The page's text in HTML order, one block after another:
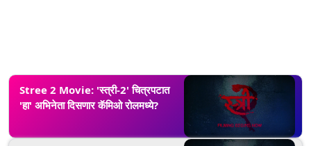
Stree 2 Movie: 'स्त्री-2' चित्रपटात
'हा' अभिनेता दिसणार कॅमिओ रोलमध्ये?